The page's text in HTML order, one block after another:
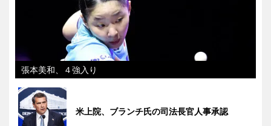
張本美和、４強入り
米上院、ブランチ氏の司法長官人事承認